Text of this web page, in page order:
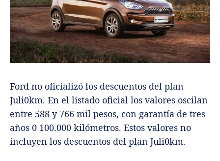
Ford no oficializó los descuentos del plan
Juli0km. En el listado oficial los valores oscilan
entre 588 y 766 mil pesos, con garantía de tres
años 0 100.000 kilómetros. Estos valores no
incluyen los descuentos del plan Juli0km.